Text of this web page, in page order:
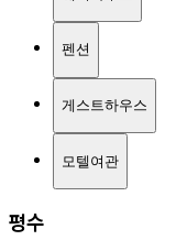
펜션
게스트하우스
모텔여관
평수